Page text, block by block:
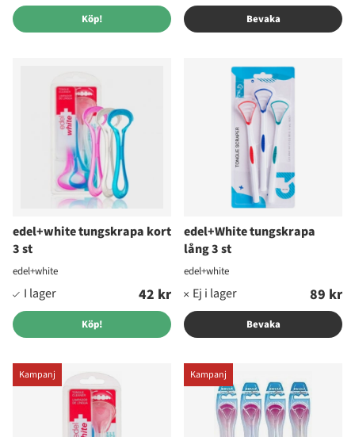
Köp! Bevaka
edel+white tungskrapa kort
3 st
edel+white
42 kr
Köp!
edel+White tungskrapa
lång 3 st
edel+white
89 kr
Bevaka
Kampanj Kampanj